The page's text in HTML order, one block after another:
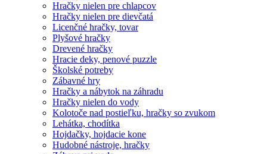
Hračky nielen pre chlapcov
Hračky nielen pre dievčatá
Licenčné hračky, tovar
Plyšové hračky
Drevené hračky
Hracie deky, penové puzzle
Školské potreby
Zábavné hry
Hračky a nábytok na záhradu
Hračky nielen do vody
Kolotoče nad postieľku, hračky so zvukom
Lehátka, chodítka
Hojdačky, hojdacie kone
Hudobné nástroje, hračky